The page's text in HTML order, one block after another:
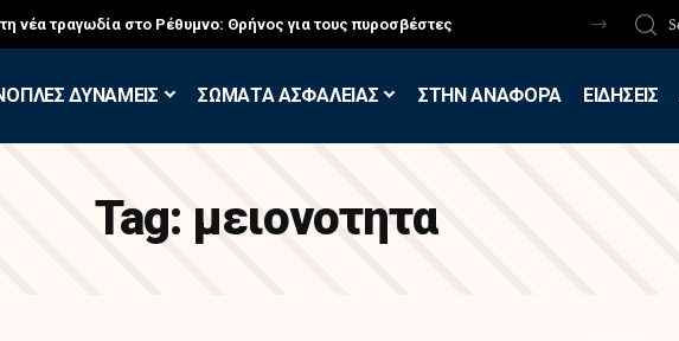
νέα τραγωδία στο Ρέθυμνο: Θρήνος για τους πυροσβέστες
ΔΥΝΑΜΕΙΣ ΣΩΜΑΤΑ ΑΣΦΑΛΕΙΑΣ ΣΤΗΝ ΑΝΑΦΟΡΑ ΕΙΔΗΣΕΙΣ
Tag: μειονοτητα